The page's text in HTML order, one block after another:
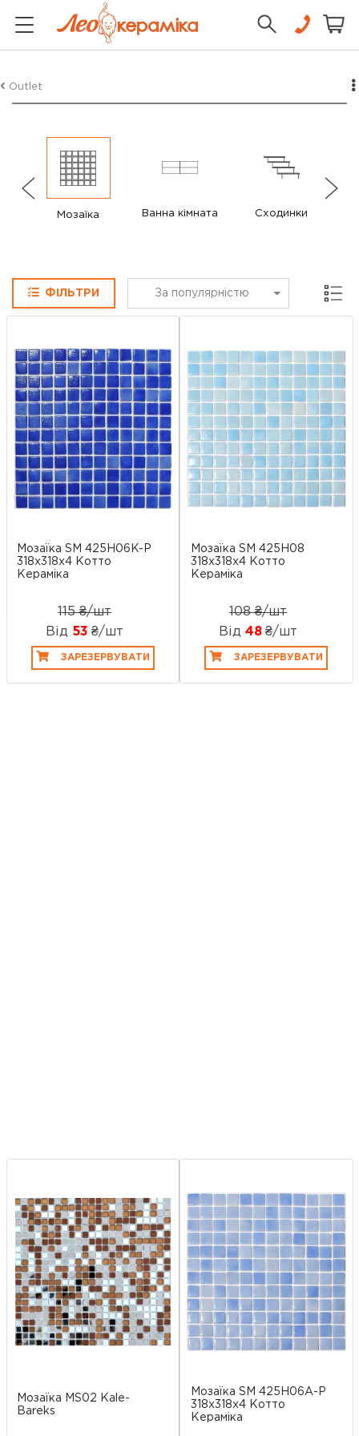
Outlet
Мозаїка Ванна кімната Сходинки
ФІЛЬТРИ За популярністю Сітка
Мозаїка SM 425H06K-P
318x318x4 Котто
Кераміка
115 ₴/шт
Від 53₴/шт
ЗАРЕЗЕРВУВАТИ
Мозаїка SM 425H08
318x318x4 Котто
Кераміка
108 ₴/шт
Від 48₴/шт
ЗАРЕЗЕРВУВАТИ
Мозаїка MS02 Kale-
Bareks
Мозаїка SM 425H06А-P
318x318x4 Котто
Кераміка